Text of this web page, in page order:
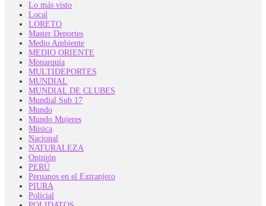
Lo más visto
Local
LORETO
Master Deportes
Medio Ambiente
MEDIO ORIENTE
Monarquía
MULTIDEPORTES
MUNDIAL
MUNDIAL DE CLUBES
Mundial Sub 17
Mundo
Mundo Mujeres
Música
Nacional
NATURALEZA
Opinión
PERÚ
Peruanos en el Extranjero
PIURA
Policial